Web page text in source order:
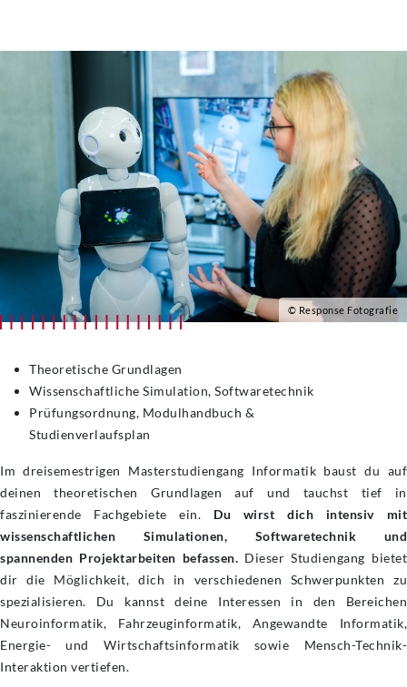
© Response Fotografie
Theoretische Grundlagen
Wissenschaftliche Simulation, Softwaretechnik
Prüfungsordnung, Modulhandbuch &
Studienverlaufsplan
Im dreisemestrigen Masterstudiengang Informatik baust du auf
deinen theoretischen Grundlagen auf und tauchst tief in
faszinierende Fachgebiete ein. Du wirst dich intensiv mit
wissenschaftlichen Simulationen, Softwaretechnik und
spannenden Projektarbeiten befassen. Dieser Studiengang bietet
dir die Möglichkeit, dich in verschiedenen Schwerpunkten zu
spezialisieren. Du kannst deine Interessen in den Bereichen
Neuroinformatik, Fahrzeuginformatik, Angewandte Informatik,
Energie- und Wirtschaftsinformatik sowie Mensch-Technik-
Interaktion vertiefen.